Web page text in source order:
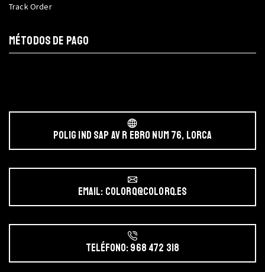
Track Order
MÉTODOS DE PAGO
POLIG IND SAP AV r EBRO NUM 76, LORCA
Email: colorq@colorq.es
Teléfono: 968 472 318